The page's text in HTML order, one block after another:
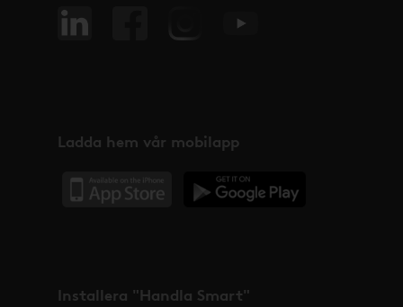
Ladda hem vår mobilapp
Installera "Handla Smart"